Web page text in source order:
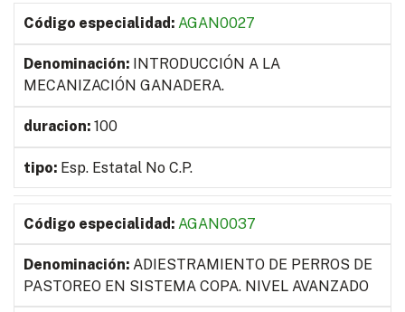
AGAN0027
INTRODUCCIÓN A LA
MECANIZACIÓN GANADERA.
100
Esp. Estatal No C.P.
AGAN0037
ADIESTRAMIENTO DE PERROS DE
PASTOREO EN SISTEMA COPA. NIVEL AVANZADO